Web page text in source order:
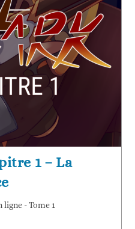
1 – La
ligne - Tome 1